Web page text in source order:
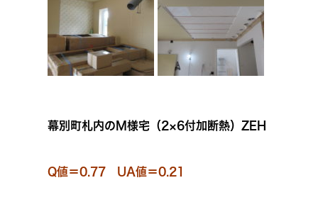
幕別町札内のM様宅（2×6付加断熱）ZEH
Q値＝0.77 UA値＝0.21